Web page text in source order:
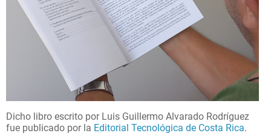
Dicho libro escrito por Luis Guillermo Alvarado Rodríguez
fue publicado por la Editorial Tecnológica de Costa Rica.